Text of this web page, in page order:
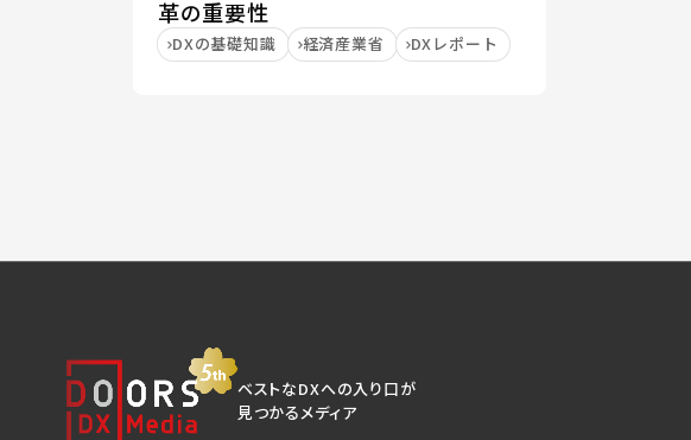
革の重要性
DXの基礎知識 経済産業省 DXレポート
ベストなDXへの入り口が
見つかるメディア